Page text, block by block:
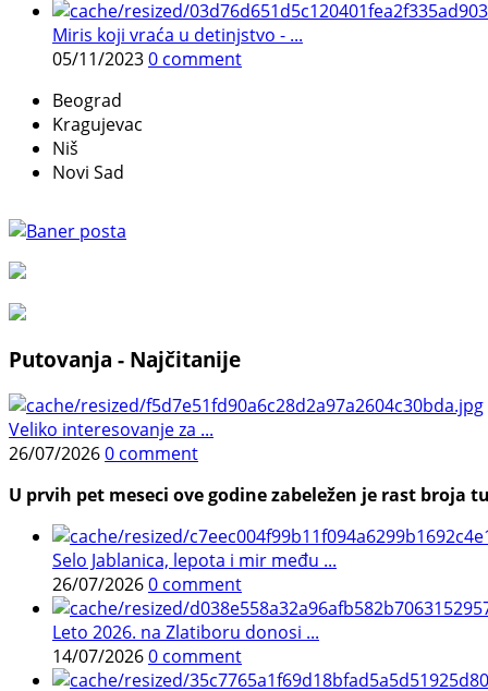
Miris koji vraća u detinjstvo - ...
05/11/20230 comment
Beograd
Kragujevac
Niš
Novi Sad
Putovanja - Najčitanije
Veliko interesovanje za ...
26/07/20260 comment
U prvih pet meseci ove godine zabeležen je rast
Selo Jablanica, lepota i mir među ...
26/07/20260 comment
Leto 2026. na Zlatiboru donosi ...
14/07/20260 comment